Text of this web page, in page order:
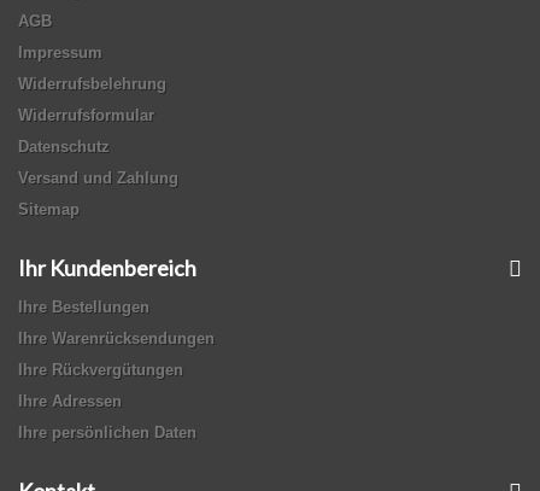
AGB
Impressum
Widerrufsbelehrung
Widerrufsformular
Datenschutz
Versand und Zahlung
Sitemap
Ihr Kundenbereich
Ihre Bestellungen
Ihre Warenrücksendungen
Ihre Rückvergütungen
Ihre Adressen
Ihre persönlichen Daten